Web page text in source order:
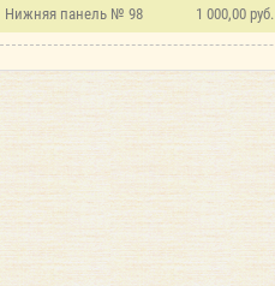
1 000,00 руб.
Нижняя панель № 98